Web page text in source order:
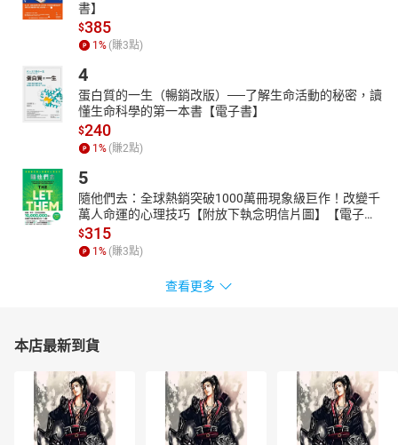
書】
$385
1 % (賺3點)
4
蛋白質的一生（暢銷改版）──了解生命活動的秘密，讀
懂生命科學的第一本書【電子書】
$240
1 % (賺2點)
5
隨他們去：全球熱銷突破1000萬冊現象級巨作！改變千
萬人命運的心理技巧【附放下執念明信片圖】【電子
書】
$315
1 % (賺3點)
查看更多
本店最新到貨